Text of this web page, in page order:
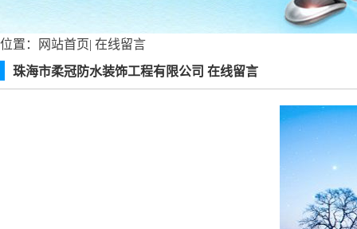
位置： 网站首页| 在线留言
珠海市柔冠防水装饰工程有限公司 在线留言